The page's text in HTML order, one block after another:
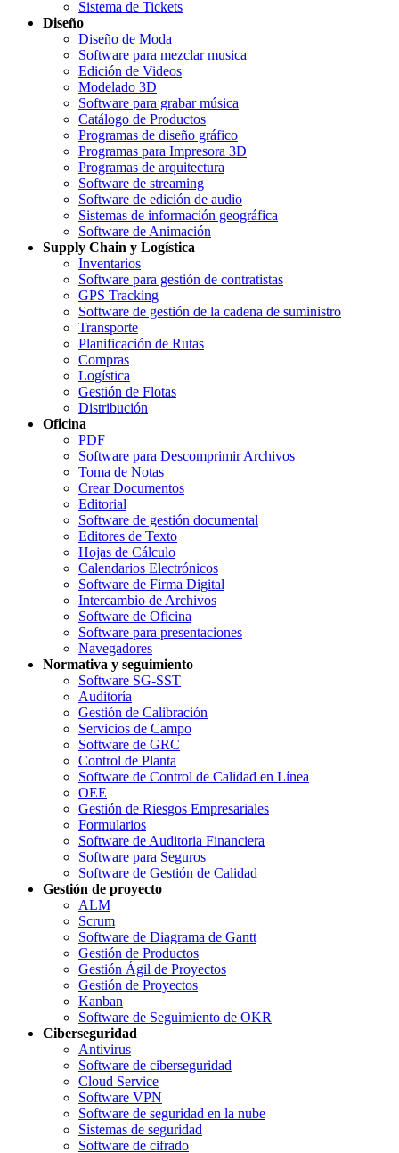
Sistema de Tickets
Diseño
Diseño de Moda
Software para mezclar musica
Edición de Videos
Modelado 3D
Software para grabar música
Catálogo de Productos
Programas de diseño gráfico
Programas para Impresora 3D
Programas de arquitectura
Software de streaming
Software de edición de audio
Sistemas de información geográfica
Software de Animación
Supply Chain y Logística
Inventarios
Software para gestión de contratistas
GPS Tracking
Software de gestión de la cadena de suministro
Transporte
Planificación de Rutas
Compras
Logística
Gestión de Flotas
Distribución
Oficina
PDF
Software para Descomprimir Archivos
Toma de Notas
Crear Documentos
Editorial
Software de gestión documental
Editores de Texto
Hojas de Cálculo
Calendarios Electrónicos
Software de Firma Digital
Intercambio de Archivos
Software de Oficina
Software para presentaciones
Navegadores
Normativa y seguimiento
Software SG-SST
Auditoría
Gestión de Calibración
Servicios de Campo
Software de GRC
Control de Planta
Software de Control de Calidad en Línea
OEE
Gestión de Riesgos Empresariales
Formularios
Software de Auditoria Financiera
Software para Seguros
Software de Gestión de Calidad
Gestión de proyecto
ALM
Scrum
Software de Diagrama de Gantt
Gestión de Productos
Gestión Ágil de Proyectos
Gestión de Proyectos
Kanban
Software de Seguimiento de OKR
Ciberseguridad
Antivirus
Software de ciberseguridad
Cloud Service
Software VPN
Software de seguridad en la nube
Sistemas de seguridad
Software de cifrado